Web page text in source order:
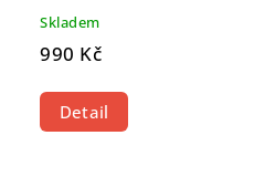
Skladem
990 Kč
Detail